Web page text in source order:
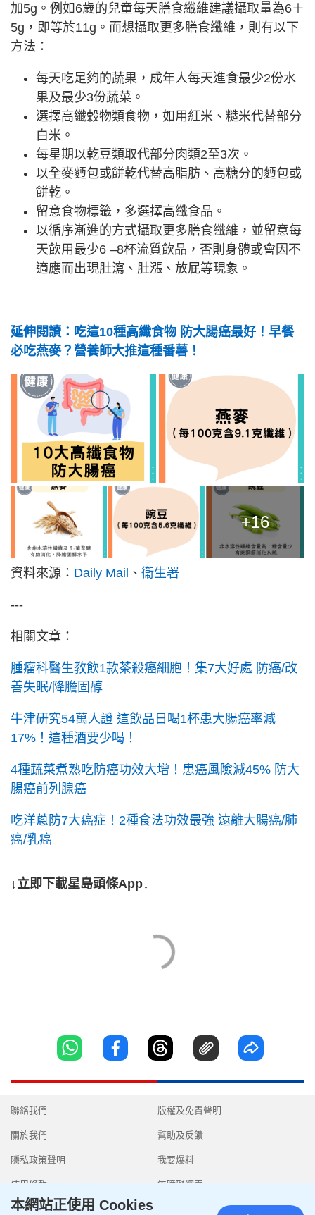
加5g。例如6歲的兒童每天膳食纖維建議攝取量為6＋
5g，即等於11g。而想攝取更多膳食纖維，則有以下
方法：
每天吃足夠的蔬果，成年人每天進食最少2份水
果及最少3份蔬菜。
選擇高纖穀物類食物，如用紅米、糙米代替部分
白米。
每星期以乾豆類取代部分肉類2至3次。
以全麥麪包或餅乾代替高脂肪、高糖分的麪包或
餅乾。
留意食物標籤，多選擇高纖食品。
以循序漸進的方式攝取更多膳食纖維，並留意每
天飲用最少6 –8杯流質飲品，否則身體或會因不
適應而出現肚瀉、肚漲、放屁等現象。
延伸閱讀：吃這10種高纖食物 防大腸癌最好！早餐
必吃燕麥？營養師大推這種番薯！
+16
資料來源： Daily Mail 、 衞生署
---
相關文章：
腫瘤科醫生教飲1款茶殺癌細胞！集7大好處 防癌/改
善失眠/降膽固醇
牛津研究54萬人證 這飲品日喝1杯患大腸癌率減
17%！這種酒要少喝！
4種蔬菜煮熟吃防癌功效大增！患癌風險減45% 防大
腸癌前列腺癌
吃洋蔥防7大癌症！2種食法功效最強 遠離大腸癌/肺
癌/乳癌
↓立即下載星島頭條App↓
聯絡我們
關於我們
隱私政策聲明
使用條款
版權及免責聲明
幫助及反饋
我要爆料
無障礙網頁
本網站正使用 Cookies